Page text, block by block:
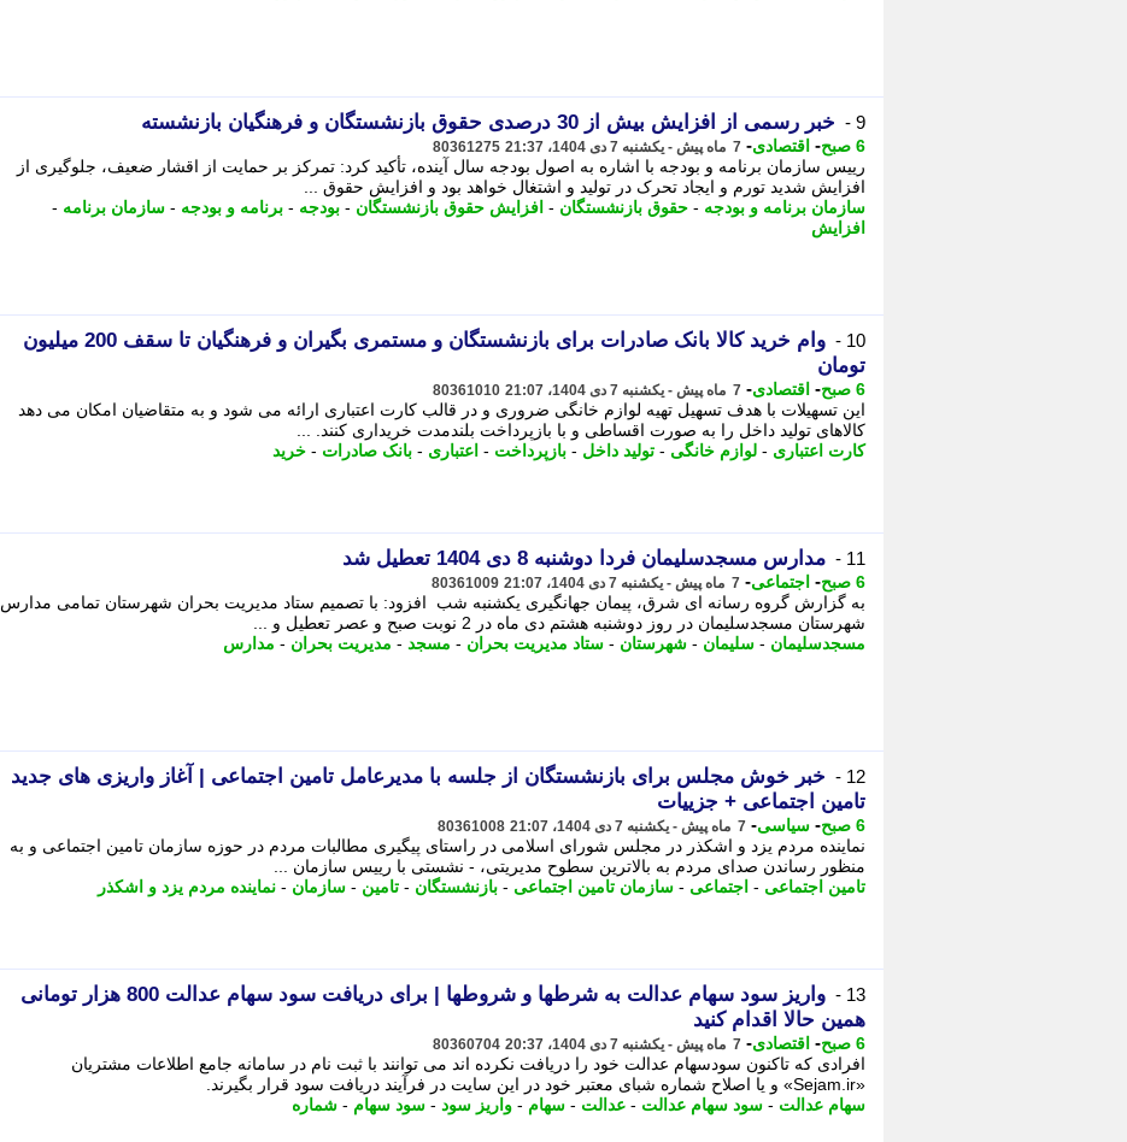
9 - خبر رسمی از افزایش بیش از 30 درصدی حقوق بازنشستگان و فرهنگیان بازنشسته
6 صبح - اقتصادی- 7 ماه پیش - یکشنبه 7 دی 1404، 21:37 80361275
رییس سازمان برنامه و بودجه با اشاره به اصول بودجه سال آینده، تأکید کرد: تمرکز بر حمایت از اقشار ضعیف، جلوگیری از
افزایش شدید تورم و ایجاد تحرک در تولید و اشتغال خواهد بود و افزایش حقوق ...
سازمان برنامه و بودجه - حقوق بازنشستگان - افزایش حقوق بازنشستگان - بودجه - برنامه و بودجه - سازمان برنامه -
افزایش
10 -
وام خرید کالا بانک صادرات برای بازنشستگان و مستمری بگیران و فرهنگیان تا سقف 200 میلیون
تومان
6 صبح - اقتصادی- 7 ماه پیش - یکشنبه 7 دی 1404، 21:07 80361010
این تسهیلات با هدف تسهیل تهیه لوازم خانگی ضروری و در قالب کارت اعتباری ارائه می شود و به متقاضیان امکان می دهد
کالاهای تولید داخل را به صورت اقساطی و با بازپرداخت بلندمدت خریداری کنند. ...
کارت اعتباری - لوازم خانگی - تولید داخل - بازپرداخت - اعتباری - بانک صادرات - خرید
11 - مدارس مسجدسلیمان فردا دوشنبه 8 دی 1404 تعطیل شد
6 صبح - اجتماعی- 7 ماه پیش - یکشنبه 7 دی 1404، 21:07 80361009
به گزارش گروه رسانه ای شرق، پیمان جهانگیری یکشنبه شب افزود: با تصمیم ستاد مدیریت بحران شهرستان تمامی مدارس
شهرستان مسجدسلیمان در روز دوشنبه هشتم دی ماه در 2 نوبت صبح و عصر تعطیل و ...
مسجدسلیمان - سلیمان - شهرستان - ستاد مدیریت بحران - مسجد - مدیریت بحران - مدارس
12 -
خبر خوش مجلس برای بازنشستگان از جلسه با مدیرعامل تامین اجتماعی | آغاز واریزی های جدید
تامین اجتماعی + جزییات
6 صبح - سیاسی- 7 ماه پیش - یکشنبه 7 دی 1404، 21:07 80361008
نماینده مردم یزد و اشکذر در مجلس شورای اسلامی در راستای پیگیری مطالبات مردم در حوزه سازمان تامین اجتماعی و به
منظور رساندن صدای مردم به بالاترین سطوح مدیریتی، - نشستی با رییس سازمان ...
تامین اجتماعی - اجتماعی - سازمان تامین اجتماعی - بازنشستگان - تامین - سازمان - نماینده مردم یزد و اشکذر
13 -
واریز سود سهام عدالت به شرطها و شروطها | برای دریافت سود سهام عدالت 800 هزار تومانی
همین حالا اقدام کنید
6 صبح - اقتصادی- 7 ماه پیش - یکشنبه 7 دی 1404، 20:37 80360704
افرادی که تاکنون سودسهام عدالت خود را دریافت نکرده اند می توانند با ثبت نام در سامانه جامع اطلاعات مشتریان
«Sejam.ir» و یا اصلاح شماره شبای معتبر خود در این سایت در فرآیند دریافت سود قرار بگیرند.
سهام عدالت - سود سهام عدالت - عدالت - سهام - واریز سود - سود سهام - شماره